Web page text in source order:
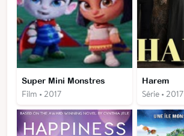
Super Mini Monstres
Film • 2017
Harem
Série • 2017